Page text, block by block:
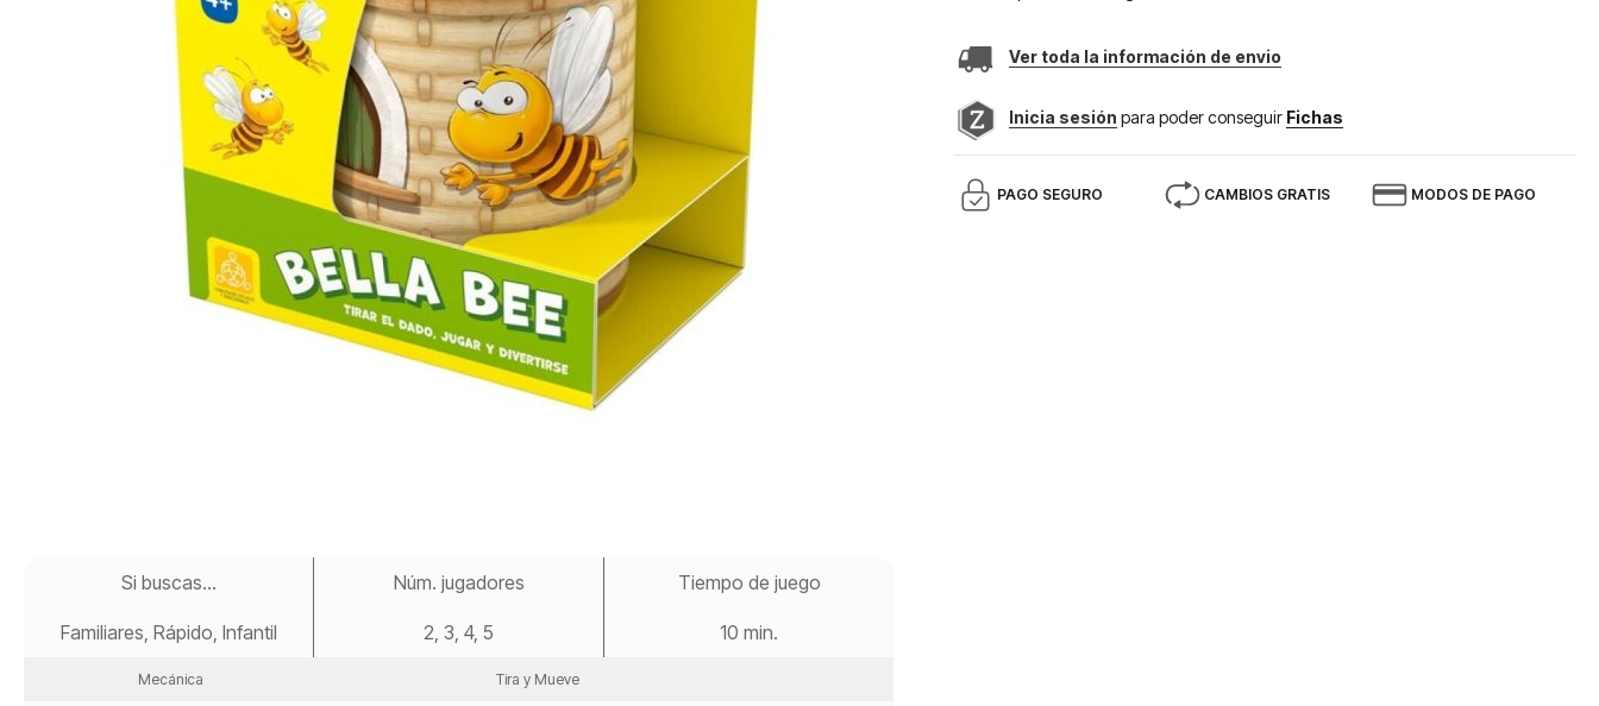
Ver toda la información de envio
Inicia sesión para poder conseguir Fichas
PAGO SEGURO CAMBIOS GRATIS MODOS DE PAGO
Si buscas...
Familiares, Rápido, Infantil
Núm. jugadores
2, 3, 4, 5
Tiempo de juego
10 min.
Mecánica Tira y Mueve